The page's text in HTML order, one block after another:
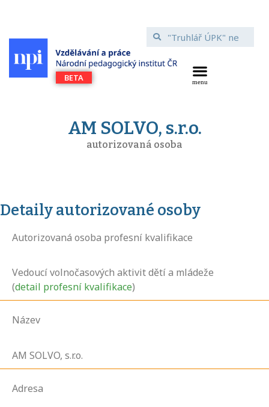
AM SOLVO, s.r.o.
autorizovaná osoba
Detaily autorizované osoby
Autorizovaná osoba profesní kvalifikace
Vedoucí volnočasových aktivit dětí a mládeže
(detail profesní kvalifikace)
Název
AM SOLVO, s.r.o.
Adresa